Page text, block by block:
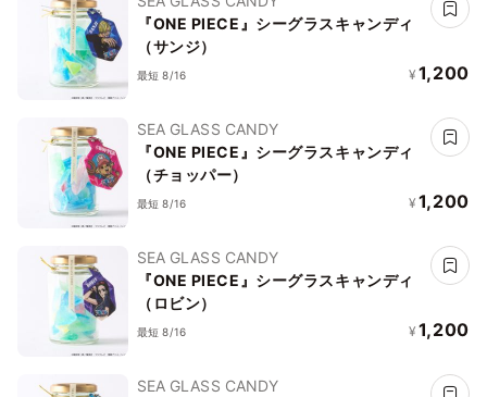
『ONE PIECE』シーグラスキャンディ
（サンジ）
最短 8/16 ¥ 1,200
SEA GLASS CANDY
『ONE PIECE』シーグラスキャンディ
（チョッパー）
最短 8/16 ¥ 1,200
SEA GLASS CANDY
『ONE PIECE』シーグラスキャンディ
（ロビン）
最短 8/16 ¥ 1,200
SEA GLASS CANDY